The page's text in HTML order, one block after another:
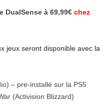
DualSense à 69,99€ chez
jeux seront disponible avec la
– pre-installé sur la PS5
(Activision Blizzard)